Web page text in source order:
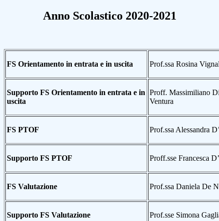
Anno Scolastico 2020-2021
FS Orientamento in entrata e in uscita Prof.ssa Rosina
Supporto FS Orientamento in entrata e in
uscita
Proff. Massimiliano
Ventura
FS PTOF Prof.ssa Alessandra
Supporto FS PTOF Proff.sse Francesca
FS Valutazione Prof.ssa Daniela De
Supporto FS Valutazione Prof.sse Simona